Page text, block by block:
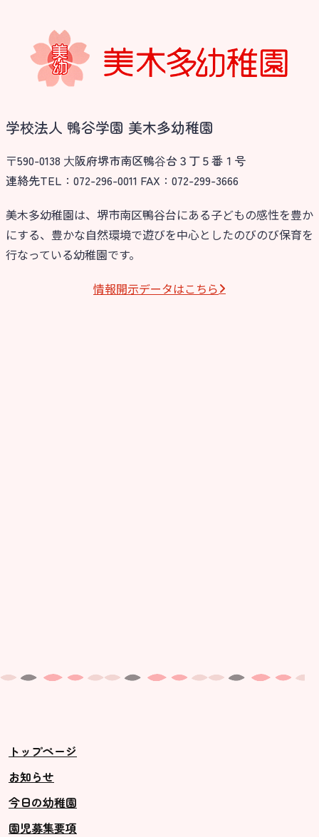
学校法人 鴨谷学園 美木多幼稚園
〒590-0138 ⼤阪府堺市南区鴨⾕台３丁５番１号
連絡先TEL：072-296-0011 FAX：072-299-3666
美木多幼稚園は、堺市南区鴨谷台にある子どもの感性を豊か
にする、豊かな自然環境で遊びを中心としたのびのび保育を
行なっている幼稚園です。
情報開⽰データはこちら
トップページ
お知らせ
今日の幼稚園
園児募集要項